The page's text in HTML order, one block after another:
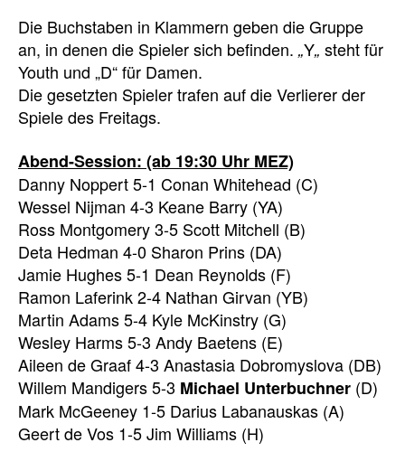
Die Buchstaben in Klammern geben die Gruppe
an, in denen die Spieler sich befinden. „Y„ steht für
Youth und „D“ für Damen.
Die gesetzten Spieler trafen auf die Verlierer der
Spiele des Freitags.
Abend-Session: (ab 19:30 Uhr MEZ)
Danny Noppert 5-1 Conan Whitehead (C)
Wessel Nijman 4-3 Keane Barry (YA)
Ross Montgomery 3-5 Scott Mitchell (B)
Deta Hedman 4-0 Sharon Prins (DA)
Jamie Hughes 5-1 Dean Reynolds (F)
Ramon Laferink 2-4 Nathan Girvan (YB)
Martin Adams 5-4 Kyle McKinstry (G)
Wesley Harms 5-3 Andy Baetens (E)
Aileen de Graaf 4-3 Anastasia Dobromyslova (DB)
Willem Mandigers 5-3 Michael Unterbuchner (D)
Mark McGeeney 1-5 Darius Labanauskas (A)
Geert de Vos 1-5 Jim Williams (H)